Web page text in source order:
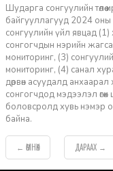
Шударга сонгуулийн
байгууллагууд 2024
сонгуулийн үйл явцад
сонгогчдын нэрийн
мониторинг, (3)
мониторинг, (4) санал
дөрвөн асуудалд
сонгогчдод мэдээлэл
боловсролд хувь нэмэр
байна.
← ӨМНӨХ ДАРААХ →